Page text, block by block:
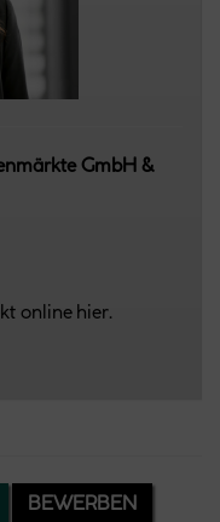
GmbH &
online hier.
BEWERBEN